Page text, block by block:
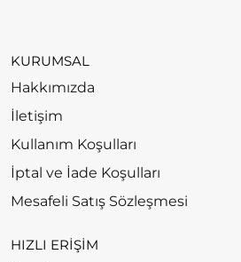
KURUMSAL
Hakkımızda
İletişim
Kullanım Koşulları
İptal ve İade Koşulları
Mesafeli Satış Sözleşmesi
HIZLI ERİŞİM